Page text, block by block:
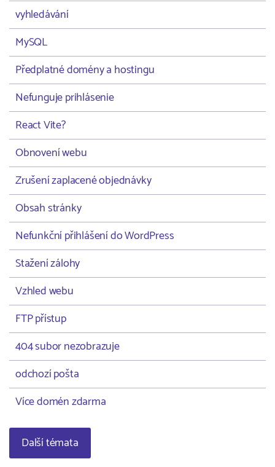
vyhledávání
MySQL
Předplatné domény a hostingu
Nefunguje prihlásenie
React Vite?
Obnovení webu
Zrušení zaplacené objednávky
Obsah stránky
Nefunkční přihlášení do WordPress
Stažení zálohy
Vzhled webu
FTP přístup
404 subor nezobrazuje
odchozí pošta
Více domén zdarma
Další témata